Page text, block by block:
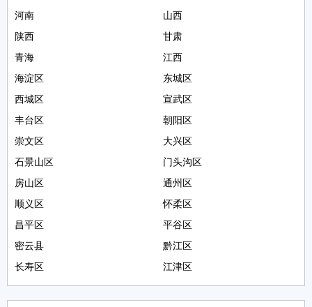
河南
山西
陕西
甘肃
青海
江西
海淀区
东城区
西城区
宣武区
丰台区
朝阳区
崇文区
大兴区
石景山区
门头沟区
房山区
通州区
顺义区
怀柔区
昌平区
平谷区
密云县
黔江区
长寿区
江津区